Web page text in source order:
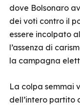
dove Bolsonaro
dei voti contro il
essere incolpato
l’assenza di
la campagna
La colpa semmai
dell’intero partito